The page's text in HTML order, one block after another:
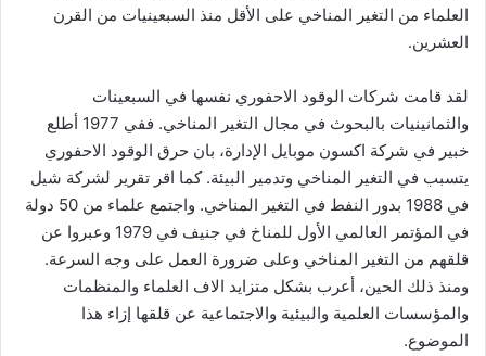
العلماء من التغير المناخي على الأقل منذ السبعينيات من القرن
العشرين.
لقد قامت شركات الوقود الاحفوري نفسها في السبعينات
والثمانينيات بالبحوث في مجال التغير المناخي. ففي 1977 أطلع
خبير في شركة اكسون موبايل الإدارة، بان حرق الوقود الاحفوري
يتسبب في التغير المناخي وتدمير البيئة. كما اقر تقرير لشركة شيل
في 1988 بدور النفط في التغير المناخي. واجتمع علماء من 50 دولة
في المؤتمر العالمي الأول للمناخ في جنيف في 1979 وعبروا عن
قلقهم من التغير المناخي وعلى ضرورة العمل على وجه السرعة.
ومنذ ذلك الحين، أعرب بشكل متزايد الاف العلماء والمنظمات
والمؤسسات العلمية والبيئية والاجتماعية عن قلقها إزاء هذا
الموضوع.